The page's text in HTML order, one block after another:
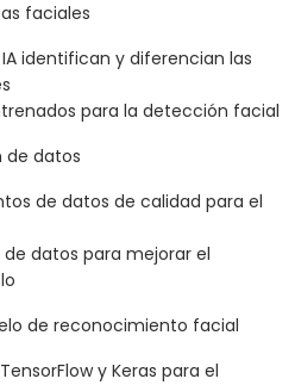
faciales
identifican y diferencian las
para la detección facial
de datos
de datos de calidad para el
datos para mejorar el
de reconocimiento facial
y Keras para el